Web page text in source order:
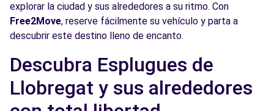
Free2Move Rent - MASTERNOU - Barcelona
(O)
5.2
C/ Cobalto, 10-12
Barcelona, 8038
Ver agencia
explorar la ciudad y sus alrededores a su ritmo. Con
Free2Move, reserve fácilmente su vehículo y parta a
descubrir este destino lleno de encanto.
Descubra Esplugues de
Llobregat y sus alrededores